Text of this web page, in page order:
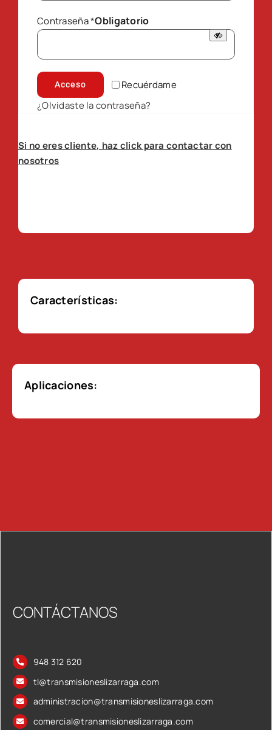
Contraseña*Obligatorio
Recuérdame
Acceso
¿Olvidaste la contraseña?
Si no eres cliente, haz click para contactar con
nosotros
Características:
Aplicaciones:
CONTÁCTANOS
948 312 620
tl@transmisioneslizarraga.com
administracion@transmisioneslizarraga.com
comercial@transmisioneslizarraga.com